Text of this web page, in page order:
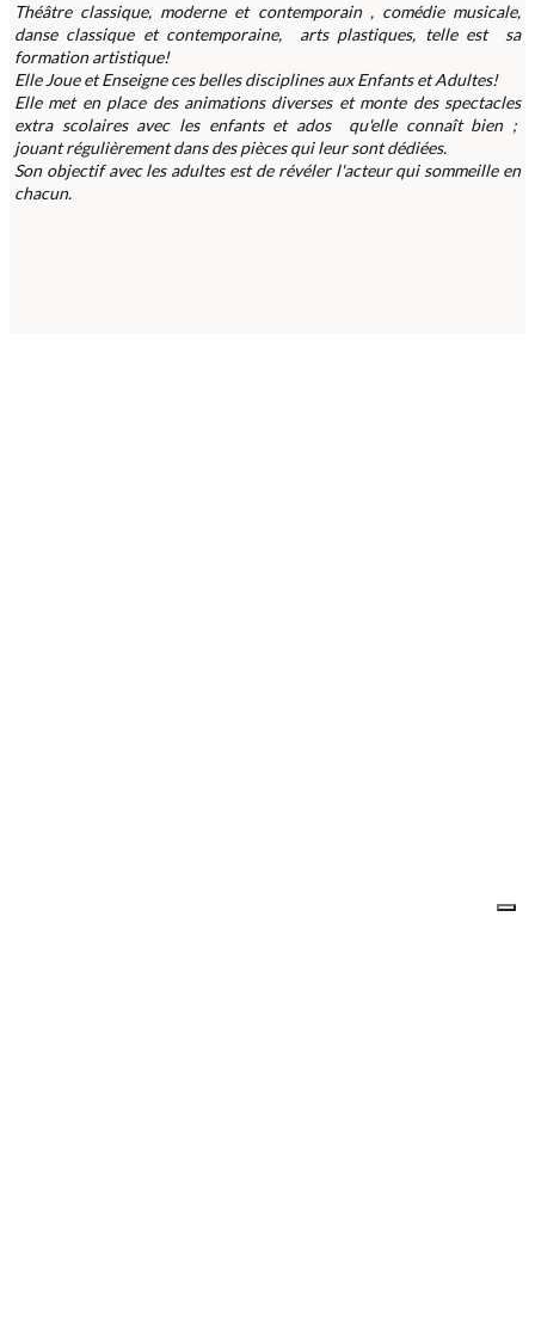
Théâtre classique, moderne et contemporain , comédie musicale,
danse classique et contemporaine, arts plastiques, telle est sa
formation artistique!
Elle Joue et Enseigne ces belles disciplines aux Enfants et Adultes!
Elle met en place des animations diverses et monte des spectacles
extra scolaires avec les enfants et ados qu'elle connaît bien ;
jouant régulièrement dans des pièces qui leur sont dédiées.
Son objectif avec les adultes est de révéler l'acteur qui sommeille en
chacun.